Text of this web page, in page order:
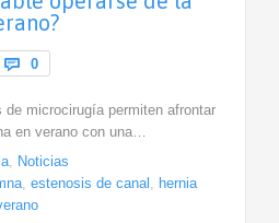
 0Comments
de microcirugía permiten afrontar
en verano con una…
, Noticias
, estenosis de canal
hernia